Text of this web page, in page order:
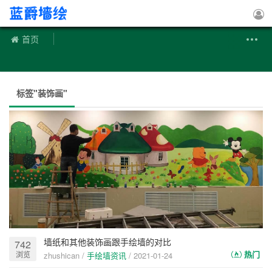
首页
标签"装饰画"
742
浏览
墙纸和其他装饰画跟手绘墙的对比
热门
zhushican / 手绘墙资讯 / 2021-01-24